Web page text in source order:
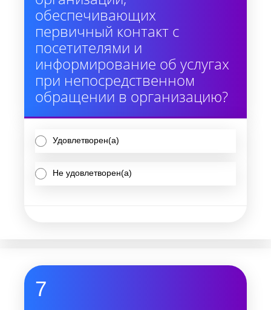
обеспечивающих
первичный контакт с
посетителями и
информирование об услугах
при непосредственном
обращении в организацию?
Удовлетворен(а)
Не удовлетворен(а)
7